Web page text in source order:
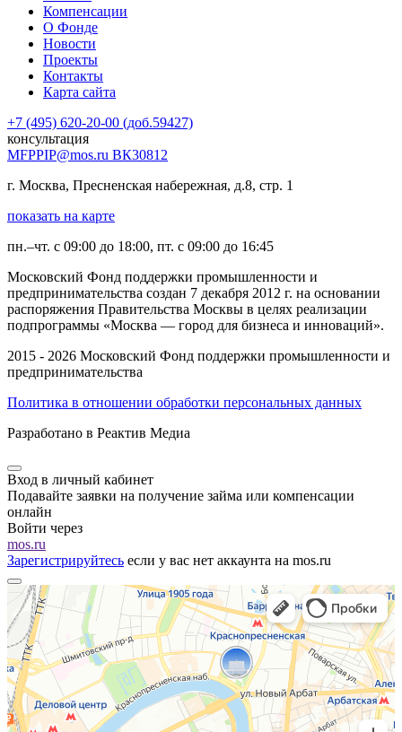
Компенсации
О Фонде
Новости
Проекты
Контакты
Карта сайта
+7 (495) 620-20-00 (доб.59427)
консультация
MFPPIP@mos.ru ВК30812
г. Москва, Пресненская набережная, д.8, стр. 1
показать на карте
пн.–чт. с 09:00 до 18:00, пт. с 09:00 до 16:45
Московский Фонд поддержки промышленности и
предпринимательства создан 7 декабря 2012 г. на основании
распоряжения Правительства Москвы в целях реализации
подпрограммы «Москва — город для бизнеса и инноваций».
2015 - 2026 Московский Фонд поддержки промышленности и
предпринимательства
Политика в отношении обработки персональных данных
Разработано в Реактив Медиа
Вход в личный кабинет
Подавайте заявки на получение займа или компенсации
онлайн
Войти через
mos.ru
Зарегистрируйтесь если у вас нет аккаунта на mos.ru